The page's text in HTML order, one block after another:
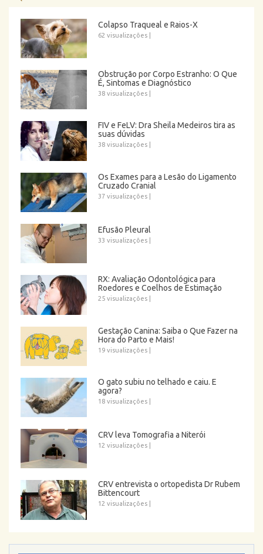
Colapso Traqueal e Raios-X
62 visualizações
Obstrução por Corpo Estranho: O Que
É, Sintomas e Diagnóstico
38 visualizações
FIV e FeLV: Dra Sheila Medeiros tira as
suas dúvidas
38 visualizações
Os Exames para a Lesão do Ligamento
Cruzado Cranial
37 visualizações
Efusão Pleural
33 visualizações
RX: Avaliação Odontológica para
Roedores e Coelhos de Estimação
25 visualizações
Gestação Canina: Saiba o Que Fazer na
Hora do Parto e Mais!
19 visualizações
O gato subiu no telhado e caiu. E
agora?
18 visualizações
CRV leva Tomografia a Niterói
12 visualizações
CRV entrevista o ortopedista Dr Rubem
Bittencourt
12 visualizações